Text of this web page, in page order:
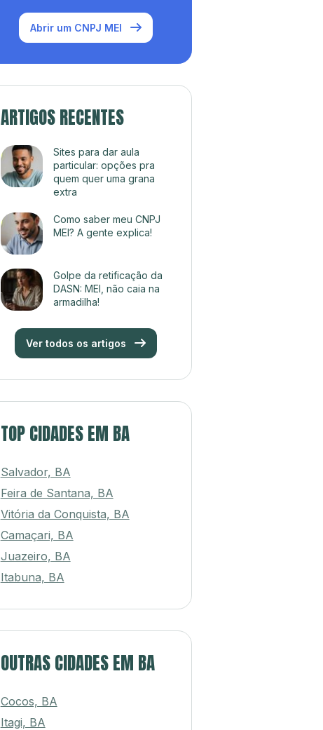
Abrir um CNPJ MEI
ARTIGOS RECENTES
Sites para dar aula
particular: opções pra
quem quer uma grana
extra
Como saber meu CNPJ
MEI? A gente explica!
Golpe da retificação da
DASN: MEI, não caia na
armadilha!
Ver todos os artigos
TOP CIDADES EM BA
Salvador, BA
Feira de Santana, BA
Vitória da Conquista, BA
Camaçari, BA
Juazeiro, BA
Itabuna, BA
OUTRAS CIDADES EM BA
Cocos, BA
Itagi, BA